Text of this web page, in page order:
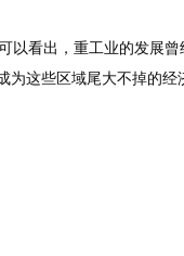
以看出，重工业的发展
这些区域尾大不掉的经